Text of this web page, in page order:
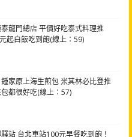
泰龍門總店 平價好吃泰式料理推
起白飯吃到飽(線上：59)
鍾家原上海生煎包 米其林必比登推
都很好吃(線上：57)
驛站 台北車站100元早餐吃到飽！